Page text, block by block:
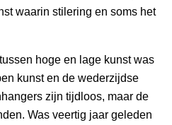
waarin stilering en soms het
hoge en lage kunst was
kunst en de wederzijdse
zijn tijdloos, maar de
Was veertig jaar geleden